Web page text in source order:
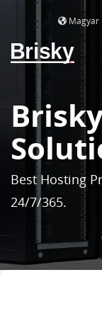
Magyar
Brisky
Best Hosting
24/7/365.